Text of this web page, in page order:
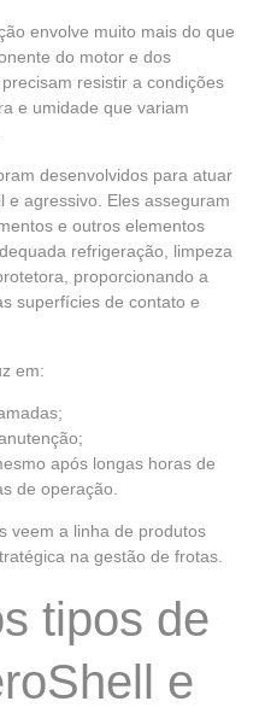
envolve muito mais do que
do motor e dos
resistir a condições
e umidade que variam
desenvolvidos para atuar
e agressivo . Eles asseguram
e outros elementos
refrigeração, limpeza
proporcionando a
superfícies de contato e
em:
após longas horas de
de operação.
veem a linha de produtos
na gestão de frotas.
tipos de
e